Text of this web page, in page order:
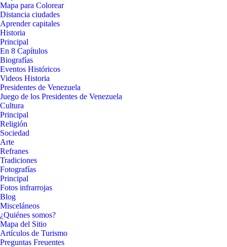
Mapa para Colorear
Distancia ciudades
Aprender capitales
Historia
Principal
En 8 Capítulos
Biografías
Eventos Históricos
Videos Historia
Presidentes de Venezuela
Juego de los Presidentes de Venezuela
Cultura
Principal
Religión
Sociedad
Arte
Refranes
Tradiciones
Fotografías
Principal
Fotos infrarrojas
Blog
Misceláneos
¿Quiénes somos?
Mapa del Sitio
Artículos de Turismo
Preguntas Freuentes